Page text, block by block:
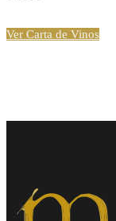
Ver Carta de Vinos